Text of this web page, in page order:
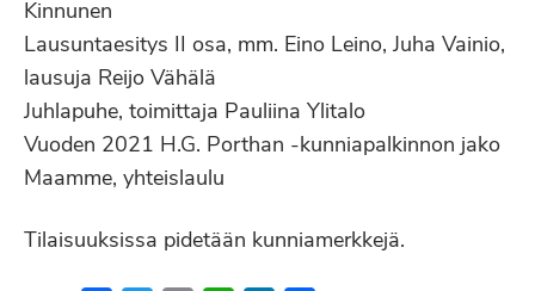
Kinnunen
Lausuntaesitys II osa, mm. Eino Leino, Juha Vainio,
lausuja Reijo Vähälä
Juhlapuhe, toimittaja Pauliina Ylitalo
Vuoden 2021 H.G. Porthan -kunniapalkinnon jako
Maamme, yhteislaulu
Tilaisuuksissa pidetään kunniamerkkejä.